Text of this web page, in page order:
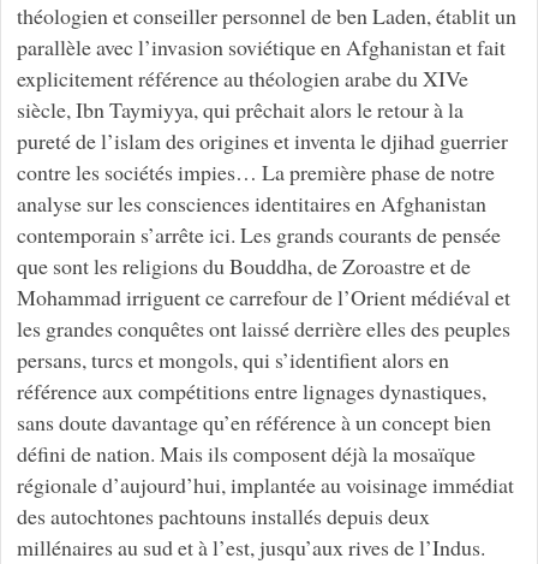
théologien et conseiller personnel de ben Laden, établit un
parallèle avec l’invasion soviétique en Afghanistan et fait
explicitement référence au théologien arabe du XIVe
siècle, Ibn Taymiyya, qui prêchait alors le retour à la
pureté de l’islam des origines et inventa le djihad guerrier
contre les sociétés impies… La première phase de notre
analyse sur les consciences identitaires en Afghanistan
contemporain s’arrête ici. Les grands courants de pensée
que sont les religions du Bouddha, de Zoroastre et de
Mohammad irriguent ce carrefour de l’Orient médiéval et
les grandes conquêtes ont laissé derrière elles des peuples
persans, turcs et mongols, qui s’identifient alors en
référence aux compétitions entre lignages dynastiques,
sans doute davantage qu’en référence à un concept bien
défini de nation. Mais ils composent déjà la mosaïque
régionale d’aujourd’hui, implantée au voisinage immédiat
des autochtones pachtouns installés depuis deux
millénaires au sud et à l’est, jusqu’aux rives de l’Indus.